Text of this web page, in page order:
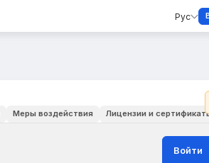
Рус
Меры воздействия Лицензии и
Войти